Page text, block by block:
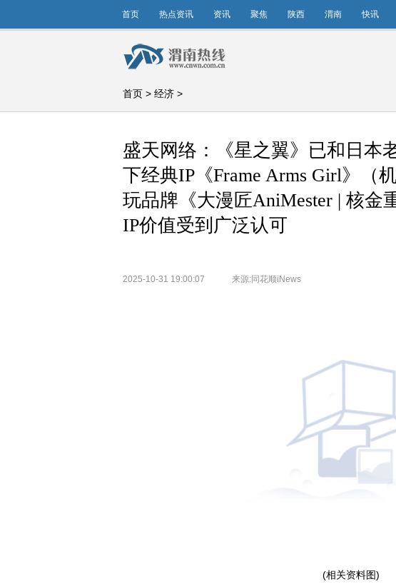
首页 热点资讯 资讯 聚焦 陕西 渭南 快讯
首页 > 经济 >
盛天网络：《星之翼》已和日本
下经典IP《Frame Arms Girl》（
玩品牌《大漫匠AniMester | 核金
IP价值受到广泛认可
2025-10-31 19:00:07 来源:同花顺iNews
(相关资料图)